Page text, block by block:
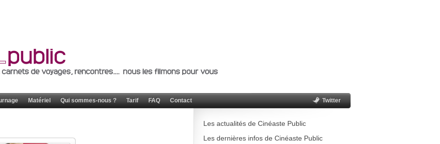
Matériel Qui sommes-nous ? Tarif FAQ Contact Twitter
Les actualités de Cinéaste Public
Les dernières infos de Cinéaste Public